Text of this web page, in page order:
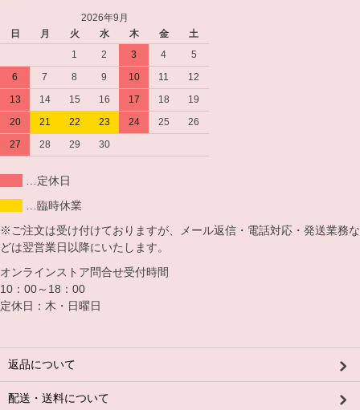
2026年9月
日
月 火 水 木 金
土
1
2 3 4
5
6
7 8 9 10 11
12
13
14 15 16 17 18
19
20
21 22 23 24 25
26
27
28 29 30
…定休日
…臨時休業
※ご注文は受け付けておりますが、メール返信・電話対応・発送業務な
どは翌営業日以降にいたします。
オンラインストア問合せ受付時間
10：00～18：00
定休日：木・日曜日
返品について
配送・送料について